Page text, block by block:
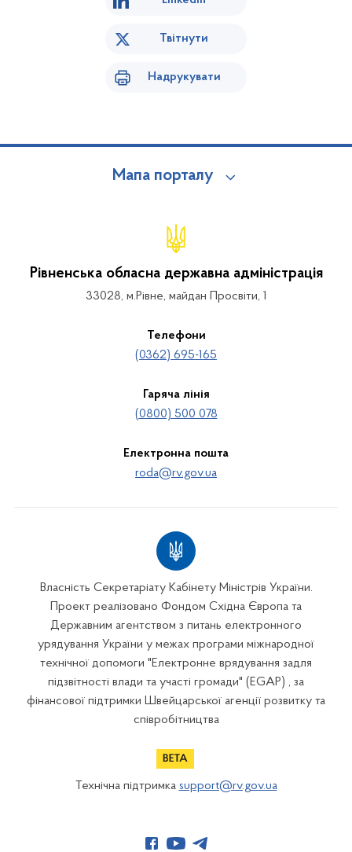
Твітнути
Надрукувати
Мапа порталу
Рівненська обласна державна адміністрація
33028, м.Рівне, майдан Просвіти, 1
Телефони
(0362) 695-165
Гаряча лінія
(0800) 500 078
Електронна пошта
roda@rv.gov.ua
Власність Секретаріату Кабінету Міністрів України.
Проект реалізовано Фондом Східна Європа та
Державним агентством з питань електронного
урядування України у межах програми міжнародної
технічної допомоги "Електронне врядування задля
підзвітності влади та участі громади" (EGAP) , за
фінансової підтримки Швейцарської агенції розвитку та
співробітництва
Технічна підтримка support@rv.gov.ua